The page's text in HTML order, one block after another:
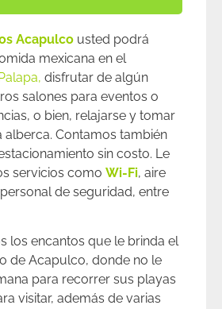
Acapulco usted podrá
mexicana en el
disfrutar de algún
salones para eventos o
o bien, relajarse y tomar
alberca. Contamos también
sin costo. Le
servicios como Wi-Fi, aire
de seguridad, entre
los encantos que le brinda el
de Acapulco, donde no le
para recorrer sus playas
visitar, además de varias